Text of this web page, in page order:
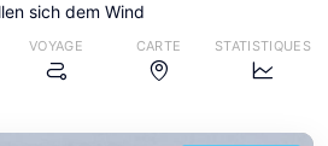
sich dem Wind
VOYAGE CARTE STATISTIQUES